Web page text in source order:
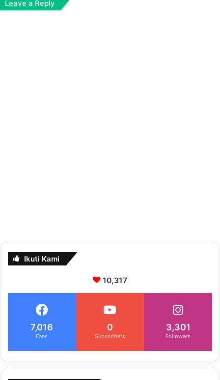
Leave a Reply
Ikuti Kami
10,317
7,016
Fans
0
Subscribers
3,301
Followers